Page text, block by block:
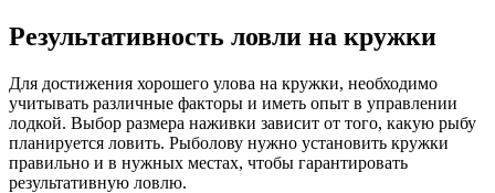
Результативность ловли на кружки
Для достижения хорошего улова на кружки, необходимо
учитывать различные факторы и иметь опыт в управлении
лодкой. Выбор размера наживки зависит от того, какую рыбу
планируется ловить. Рыболову нужно установить кружки
правильно и в нужных местах, чтобы гарантировать
результативную ловлю.